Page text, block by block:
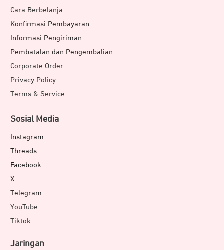
Cara Berbelanja
Konfirmasi Pembayaran
Informasi Pengiriman
Pembatalan dan Pengembalian
Corporate Order
Privacy Policy
Terms & Service
Sosial Media
Instagram
Threads
Facebook
X
Telegram
YouTube
Tiktok
Jaringan